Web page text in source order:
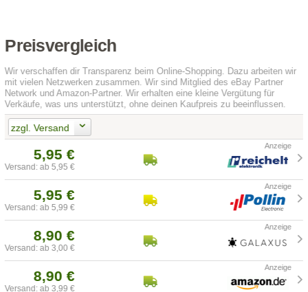
Preisvergleich
Wir verschaffen dir Transparenz beim Online-Shopping. Dazu arbeiten wir
mit vielen Netzwerken zusammen. Wir sind Mitglied des eBay Partner
Network und Amazon-Partner. Wir erhalten eine kleine Vergütung für
Verkäufe, was uns unterstützt, ohne deinen Kaufpreis zu beeinflussen.
zzgl. Versand
5,95 €
Versand: ab 5,95 €
5,95 €
Versand: ab 5,99 €
8,90 €
Versand: ab 3,00 €
8,90 €
Versand: ab 3,99 €